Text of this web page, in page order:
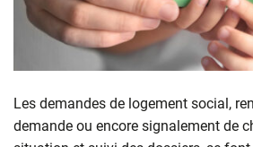
Les demandes de logement social,
demande ou encore signalement de